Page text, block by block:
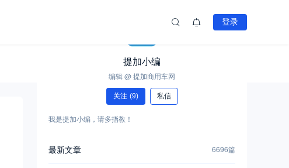
登录
提加小编
编辑 @ 提加商用车网
关注 (9) 私信
我是提加小编，请多指教！
最新文章 6696篇